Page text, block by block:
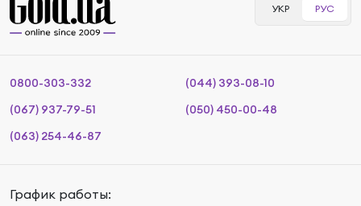
УКР РУС
0800-303-332
(044) 393-08-10
(067) 937-79-51
(050) 450-00-48
(063) 254-46-87
График работы: